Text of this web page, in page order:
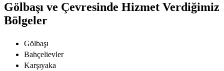
Gölbaşı ve Çevresinde Hizmet Verdiğimiz
Bölgeler
Gölbaşı
Bahçelievler
Karşıyaka